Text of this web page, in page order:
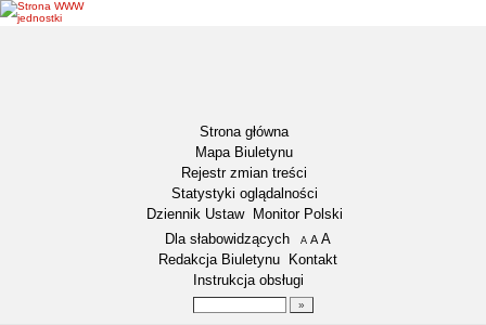
Strona główna
Mapa Biuletynu
Rejestr zmian treści
Statystyki oglądalności
Dziennik Ustaw
Monitor Polski
Menu dodatkowe
Dla słabowidzących A pomniejsz czcionkę
A standardowy rozmiar czcionki
A
Redakcja Biuletynu
Kontakt
Instrukcja obsługi